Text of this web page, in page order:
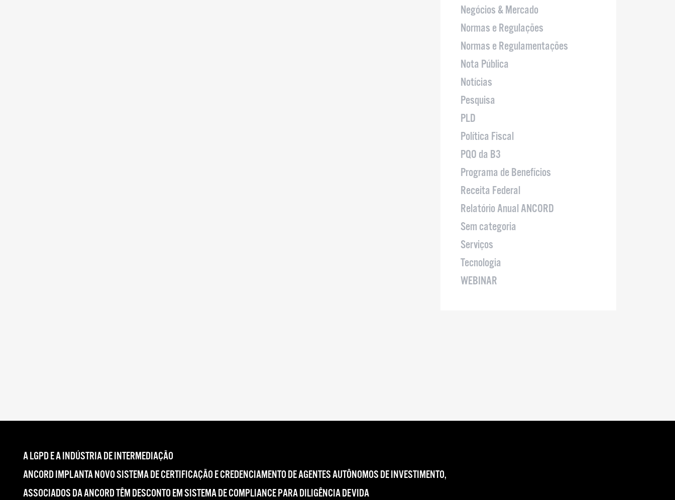
Negócios & Mercado
Normas e Regulações
Normas e Regulamentações
Nota Pública
Notícias
Pesquisa
PLD
Política Fiscal
PQO da B3
Programa de Benefícios
Receita Federal
Relatório Anual ANCORD
Sem categoria
Serviços
Tecnologia
WEBINAR
A LGPD E A INDÚSTRIA DE INTERMEDIAÇÃO
ANCORD IMPLANTA NOVO SISTEMA DE CERTIFICAÇÃO E CREDENCIAMENTO DE AGENTES AUTÔNOMOS DE INVESTIMENTO,
ASSOCIADOS DA ANCORD TÊM DESCONTO EM SISTEMA DE COMPLIANCE PARA DILIGÊNCIA DEVIDA